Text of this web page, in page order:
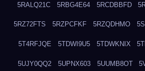
5RALQ21C 5RBG4E64 5RCDBBFD
5RZ72FTS 5RZPCFKF 5RZQDHMO
5T4RFJQE 5TDWI9U5 5TDWKNIX
5UJY0QQ2 5UPNX603 5UUMB8OT